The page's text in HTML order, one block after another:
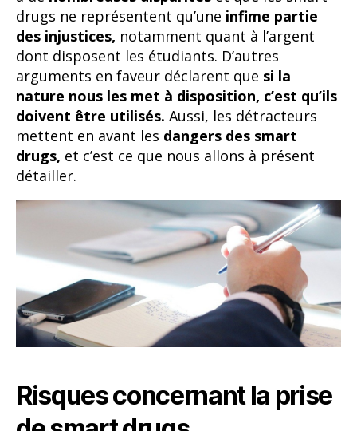
drugs ne représentent qu’une infime partie
des injustices, notamment quant à l’argent
dont disposent les étudiants. D’autres
arguments en faveur déclarent que si la
nature nous les met à disposition, c’est qu’ils
doivent être utilisés. Aussi, les détracteurs
mettent en avant les dangers des smart
drugs, et c’est ce que nous allons à présent
détailler.
Risques concernant la prise